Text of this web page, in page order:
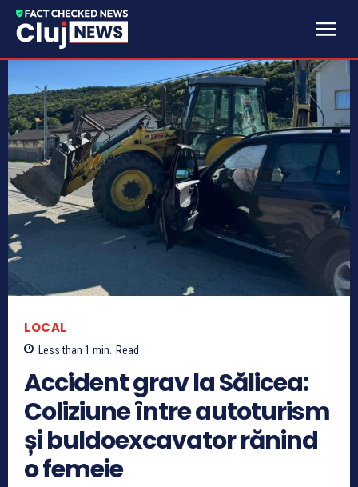
LOCAL
Less than 1 min. Read
Accident grav la Sălicea:
Coliziune între autoturism
și buldoexcavator rănind
o femeie